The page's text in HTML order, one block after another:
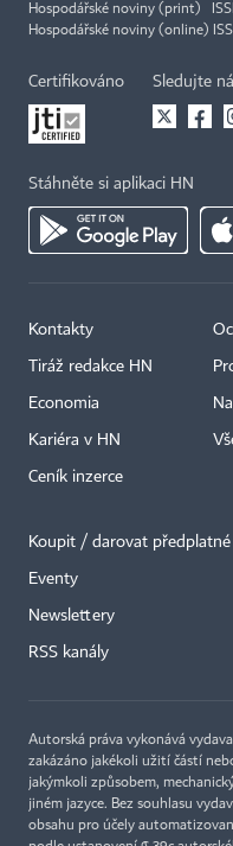
Hospodářské noviny (print)
Hospodářské noviny (online)
Certifikováno Sledujte
Stáhněte si aplikaci HN
Kontakty
Tiráž redakce HN
Economia
Kariéra v HN
Ceník inzerce
Koupit / darovat předplatné
Eventy
Newslettery
RSS kanály
Autorská práva vykonává
zakázáno jakékoli užití částí
jakýmkoli způsobem,
jiném jazyce. Bez souhlasu
obsahu pro účely